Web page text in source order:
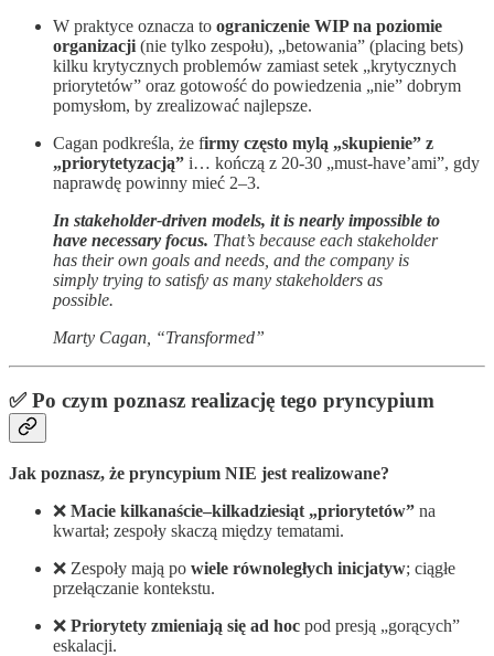
W praktyce oznacza to ograniczenie WIP na poziomie
organizacji (nie tylko zespołu), „betowania” (placing bets)
kilku krytycznych problemów zamiast setek „krytycznych
priorytetów” oraz gotowość do powiedzenia „nie” dobrym
pomysłom, by zrealizować najlepsze.
Cagan podkreśla, że firmy często mylą „skupienie” z
„priorytetyzacją” i… kończą z 20-30 „must-have’ami”, gdy
naprawdę powinny mieć 2–3.
In stakeholder-driven models, it is nearly impossible to
have necessary focus. That’s because each stakeholder
has their own goals and needs, and the company is
simply trying to satisfy as many stakeholders as
possible.
Marty Cagan, “Transformed”
✅ Po czym poznasz realizację tego pryncypium
Jak poznasz, że pryncypium NIE jest realizowane?
❌ Macie kilkanaście–kilkadziesiąt „priorytetów” na
kwartał; zespoły skaczą między tematami.
❌ Zespoły mają po wiele równoległych inicjatyw; ciągłe
przełączanie kontekstu.
❌ Priorytety zmieniają się ad hoc pod presją „gorących”
eskalacji.